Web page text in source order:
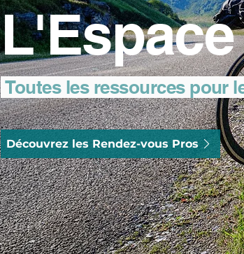
Toutes les ressources pour
Découvrez les Rendez-vous Pros